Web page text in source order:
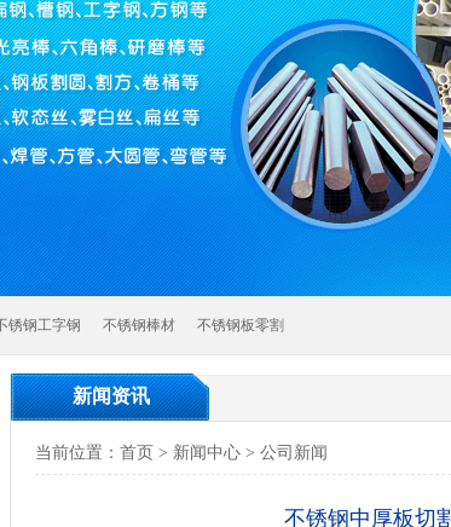
锈钢工字钢 不锈钢棒材 不锈钢板零割
新闻资讯
当前位置： 首页 > 新闻中心 > 公司新闻
不锈钢中厚板切